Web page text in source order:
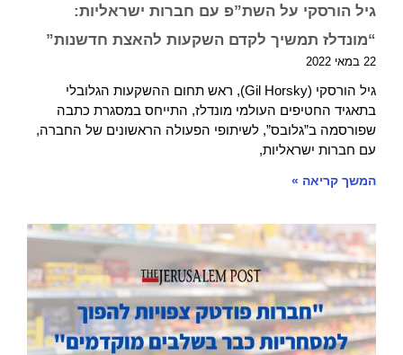
גיל הורסקי על השת”פ עם חברות ישראליות:
“מונדלז תמשיך לקדם השקעות להאצת חדשנות”
22 במאי 2022
גיל הורסקי (Gil Horsky), ראש תחום ההשקעות הגלובלי
בתאגיד החטיפים העולמי מונדלז, התייחס במסגרת כתבה
שפורסמה ב”גלובס”, לשיתופי הפעולה הראשונים של החברה,
עם חברות ישראליות,
המשך קריאה »